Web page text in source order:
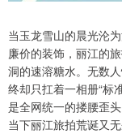
当玉龙雪山的晨光沦
廉价的装饰，丽江的
洞的速溶糖水。无数
终却只扛着一相册“
是全网统一的搂腰歪
当下丽江旅拍荒诞又无